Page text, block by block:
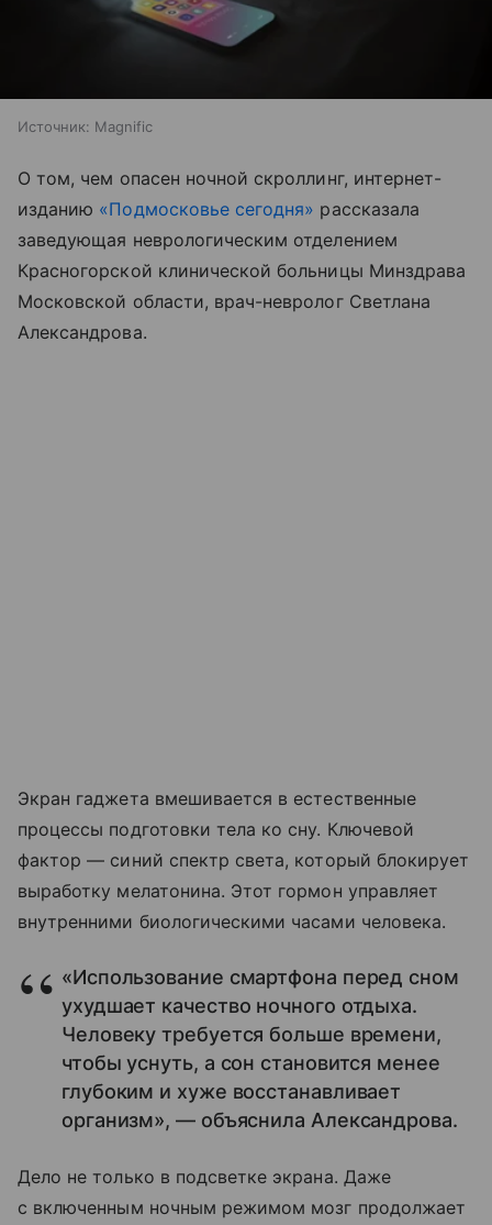
Источник: Magnific
О том, чем опасен ночной скроллинг, интернет-
изданию «Подмосковье сегодня» рассказала
заведующая неврологическим отделением
Красногорской клинической больницы Минздрава
Московской области, врач-невролог Светлана
Александрова.
Экран гаджета вмешивается в естественные
процессы подготовки тела ко сну. Ключевой
фактор — синий спектр света, который блокирует
выработку мелатонина. Этот гормон управляет
внутренними биологическими часами человека.
«Использование смартфона перед сном
ухудшает качество ночного отдыха.
Человеку требуется больше времени,
чтобы уснуть, а сон становится менее
глубоким и хуже восстанавливает
организм», — объяснила Александрова.
Дело не только в подсветке экрана. Даже
с включенным ночным режимом мозг продолжает